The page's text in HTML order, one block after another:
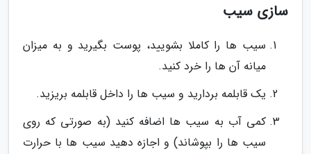
سازی سیب
سیب ها را کاملا بشویید، پوست بگیرید و به میزان
میانه آن ها را خرد کنید.
یک قابلمه بردارید و سیب ها را داخل قابلمه بریزید.
کمی آب به سیب ها اضافه کنید (به صورتی که روی
سیب ها را بپوشاند) و اجازه دهید سیب ها با حرارت